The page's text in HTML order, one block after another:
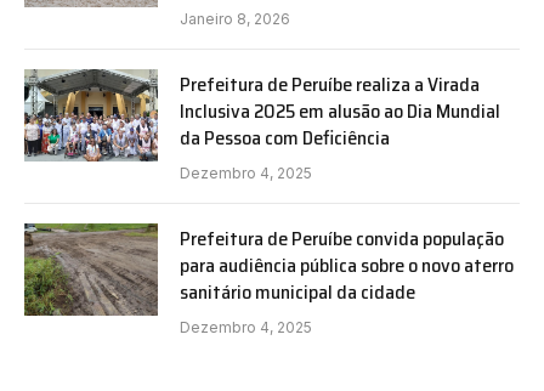
Janeiro 8, 2026
Prefeitura de Peruíbe realiza a Virada
Inclusiva 2025 em alusão ao Dia Mundial
da Pessoa com Deficiência
Dezembro 4, 2025
Prefeitura de Peruíbe convida população
para audiência pública sobre o novo aterro
sanitário municipal da cidade
Dezembro 4, 2025